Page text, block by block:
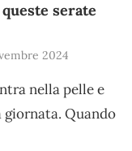
serate
2024
nella pelle e
giornata. Quando